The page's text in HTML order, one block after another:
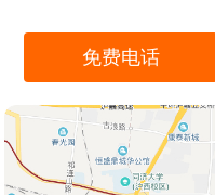
免费电话